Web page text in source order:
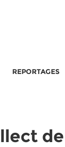
REPORTAGES